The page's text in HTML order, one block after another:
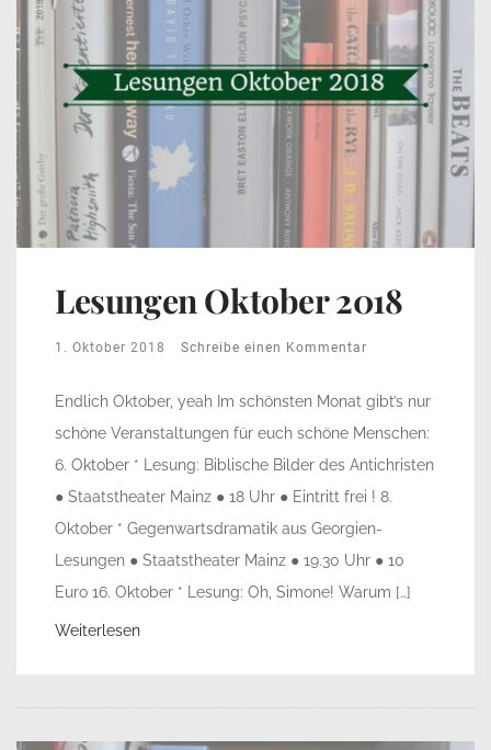
Lesungen Oktober 2018
1. Oktober 2018 Schreibe einen Kommentar
Endlich Oktober, yeah Im schönsten Monat gibt’s nur
schöne Veranstaltungen für euch schöne Menschen:
6. Oktober * Lesung: Biblische Bilder des Antichristen
● Staatstheater Mainz ● 18 Uhr ● Eintritt frei ! 8.
Oktober * Gegenwartsdramatik aus Georgien-
Lesungen ● Staatstheater Mainz ● 19.30 Uhr ● 10
Euro 16. Oktober * Lesung: Oh, Simone! Warum […]
Weiterlesen